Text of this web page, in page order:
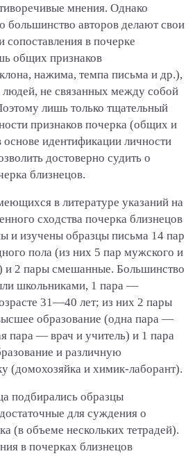
мнения. Однако
большинство авторов делают свои
в почерке
общих признаков
нажима, темпа письма и др.),
не связанных между собой
лишь только тщательный
признаков почерка (общих и
идентификации личности
достоверно судить о
близнецов.
в литературе указаний на
сходства почерка близнецов
и изучены образцы письма 14 пар
пола (из них 5 пар мужского и
и 2 пары смешанные. Большинство
школьниками, 1 пара —
31—40 лет; из них 2 пары
образование (одна пара —
пара — врач и учитель) и 1 пара
и различную
(домохозяйка и химик-лаборант).
подбирались образцы
для суждения о
(в объеме нескольких тетрадей).
в почерках близнецов